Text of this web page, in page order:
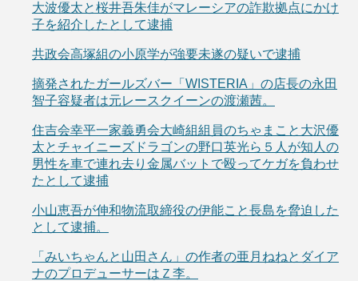
大波優太と桜井吾朱佳がマレーシアの詐欺拠点にかけ
子を紹介したとして逮捕
共政会高塚組の小原学が強要未遂の疑いで逮捕
摘発されたガールズバー「WISTERIA」の店長の永田
智子容疑者は元レースクイーンの渡瀬茜。
住吉会幸平一家義勇会大崎組組員のちゃまこと大沢優
太とチャイニーズドラゴンの野口英光ら５人が知人の
男性を車で連れ去り金属バットで殴ってケガを負わせ
たとして逮捕
小山恵吾が伸和物流取締役の伊能こと長島を脅迫した
として逮捕。
「みいちゃんと山田さん」の作者の亜月ねねとダイア
ナのプロデューサーはＺ李。